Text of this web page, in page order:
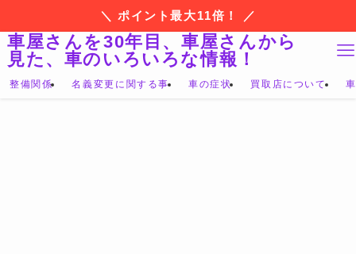
＼ ポイント最大11倍！ ／
車屋さんを30年目、車屋さんから
見た、車のいろいろな情報！
整備関係 名義変更に関する事 車の症状 買取店について